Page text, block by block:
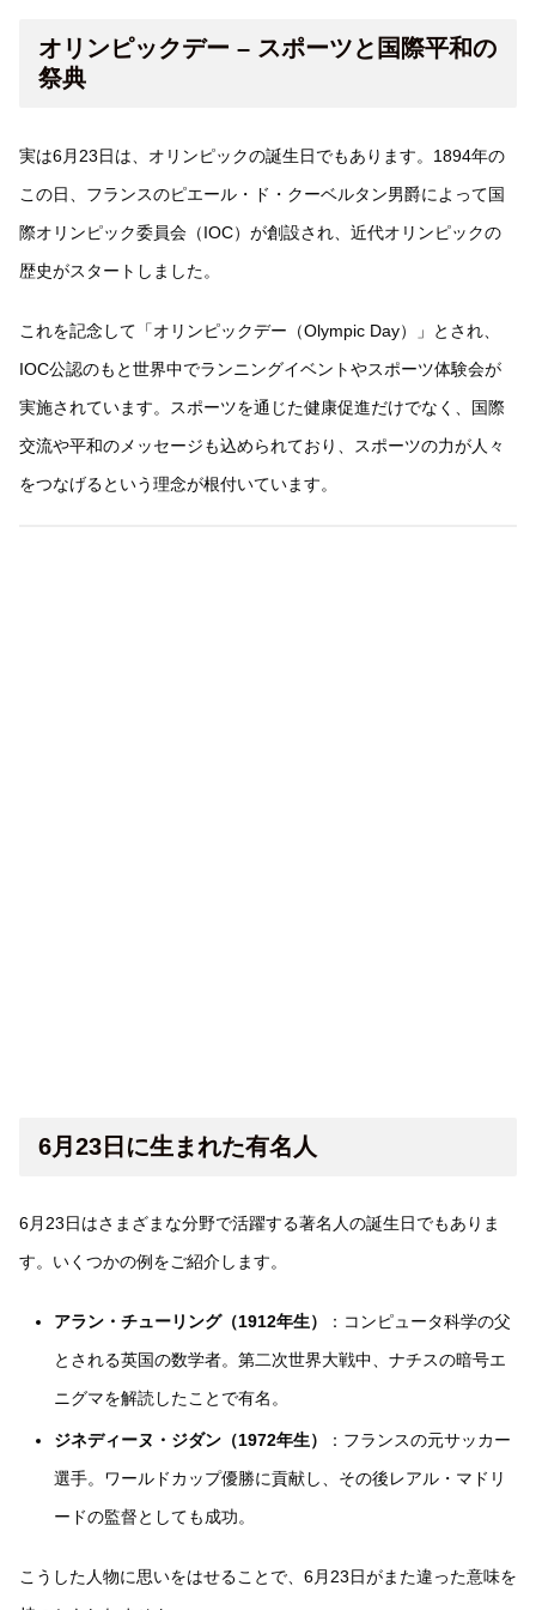
オリンピックデー – スポーツと国際平和の
祭典
実は6月23日は、オリンピックの誕生日でもあります。1894年の
この日、フランスのピエール・ド・クーベルタン男爵によって国
際オリンピック委員会（IOC）が創設され、近代オリンピックの
歴史がスタートしました。
これを記念して「オリンピックデー（Olympic Day）」とされ、
IOC公認のもと世界中でランニングイベントやスポーツ体験会が
実施されています。スポーツを通じた健康促進だけでなく、国際
交流や平和のメッセージも込められており、スポーツの力が人々
をつなげるという理念が根付いています。
6月23日に生まれた有名人
6月23日はさまざまな分野で活躍する著名人の誕生日でもありま
す。いくつかの例をご紹介します。
アラン・チューリング（1912年生）
：コンピュータ科学の父
とされる英国の数学者。第二次世界大戦中、ナチスの暗号エ
ニグマを解読したことで有名。
ジネディーヌ・ジダン（1972年生）
：フランスの元サッカー
選手。ワールドカップ優勝に貢献し、その後レアル・マドリ
ードの監督としても成功。
こうした人物に思いをはせることで、6月23日がまた違った意味を